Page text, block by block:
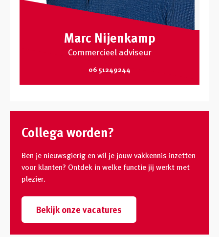
Marc Nijenkamp
Commercieel adviseur
06 51249244
Collega worden?
Ben je nieuwsgierig en wil je jouw vakkennis inzetten
voor klanten? Ontdek in welke functie jij werkt met
plezier.
Bekijk onze vacatures